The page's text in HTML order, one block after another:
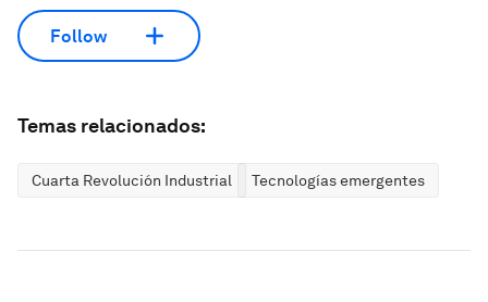
Follow
Temas relacionados:
Cuarta Revolución Industrial Tecnologías emergentes